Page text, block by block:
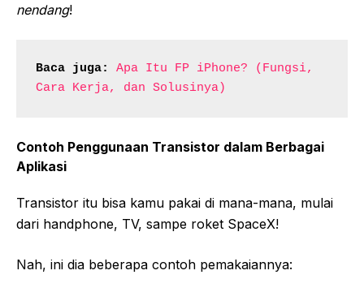
nendang!
Baca juga:
Apa Itu FP iPhone? (Fungsi,
Cara Kerja, dan Solusinya)
Contoh Penggunaan Transistor dalam Berbagai
Aplikasi
Transistor itu bisa kamu pakai di mana-mana, mulai
dari handphone, TV, sampe roket SpaceX!
Nah, ini dia beberapa contoh pemakaiannya: